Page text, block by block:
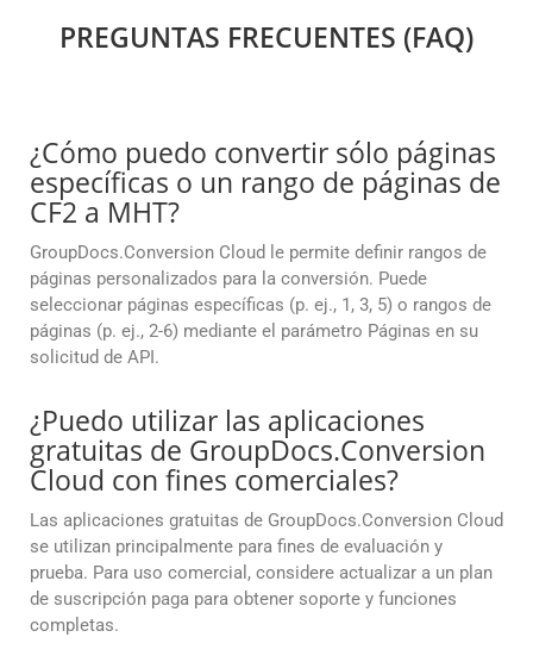
PREGUNTAS FRECUENTES (FAQ)
¿Cómo puedo convertir sólo páginas
específicas o un rango de páginas de
CF2 a MHT?
GroupDocs.Conversion Cloud le permite definir rangos de
páginas personalizados para la conversión. Puede
seleccionar páginas específicas (p. ej., 1, 3, 5) o rangos de
páginas (p. ej., 2-6) mediante el parámetro Páginas en su
solicitud de API.
¿Puedo utilizar las aplicaciones
gratuitas de GroupDocs.Conversion
Cloud con fines comerciales?
Las aplicaciones gratuitas de GroupDocs.Conversion Cloud
se utilizan principalmente para fines de evaluación y
prueba. Para uso comercial, considere actualizar a un plan
de suscripción paga para obtener soporte y funciones
completas.